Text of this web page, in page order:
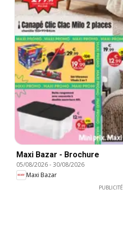
Maxi Bazar - Brochure
05/08/2026-30/08/2026
Maxi Bazar
PUBLICITÉ